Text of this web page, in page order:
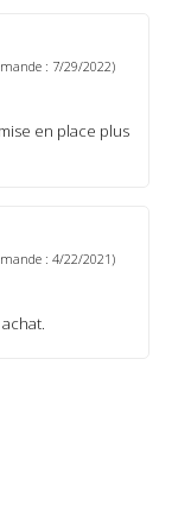
: 7/29/2022)
en place plus
: 4/22/2021)